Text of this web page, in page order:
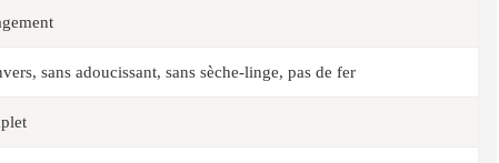
sans adoucissant, sans sèche-linge, pas de fer